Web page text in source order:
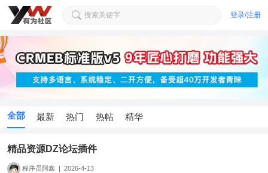
搜索关键字 登录/注册
全部 最新 热门 热帖 精华
精品资源DZ论坛插件
程序员阿鑫 | 2026-4-13